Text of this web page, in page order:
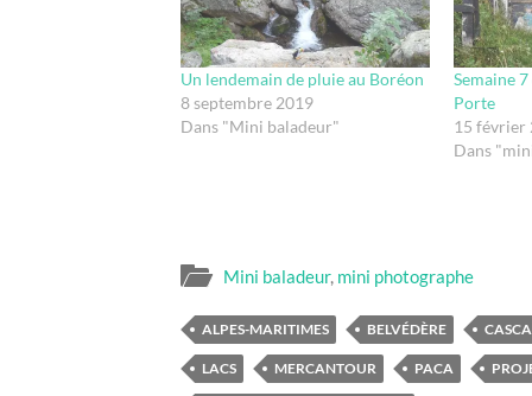
Un lendemain de pluie au Boréon
8 septembre 2019
Dans "Mini baladeur"
Semaine
Porte
15 février
Dans
Mini baladeur, mini photographe
ALPES-MARITIMES BELVÉDÈRE
LACS MERCANTOUR PACA